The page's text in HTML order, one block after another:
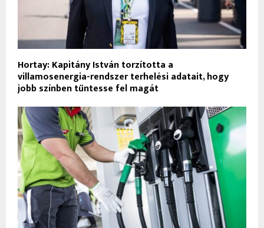
Hortay: Kapitány István torzította a
villamosenergia-rendszer terhelési adatait, hogy
jobb színben tűntesse fel magát